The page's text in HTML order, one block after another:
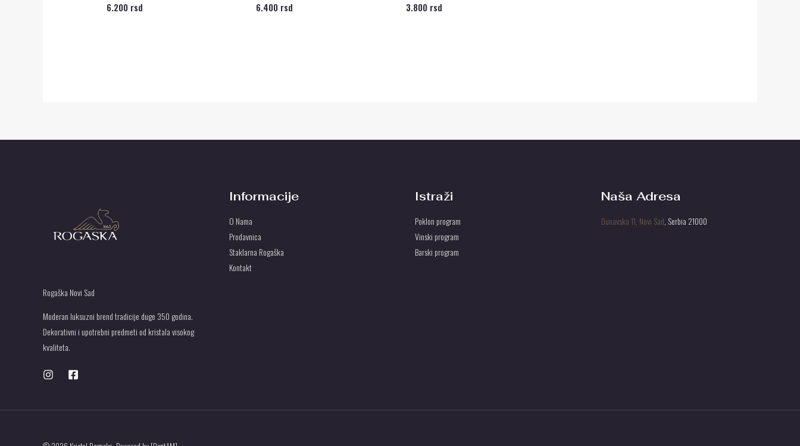
Ocenjeno
sa
6.200 rsd
Ocenjeno
sa
6.400 rsd
Ocenjeno
sa
3.800 rsd
Rogaška Novi Sad
Moderan luksuzni brend tradicije duge 350 godina.
Dekorativni i upotrebni predmeti od kristala visokog
kvaliteta.
Informacije
O Nama
Prodavnica
Staklarna Rogaška
Kontakt
Istraži
Poklon program
Vinski program
Barski program
Naša Adresa
Dunavska 11, Novi Sad, Serbia 21000